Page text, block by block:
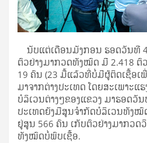
ນັບແຕ່ເດືອນມັງກອນ ຮອດວັນທີ 4
ຕົວຢ່າງມາກວດທັງໝົດ ມີ 2.418 ຕົ
19 ຄົນ (23 ມື້ແລ້ວທີ່ບໍ່ມີຜູ້ຕິດເຊື້ອເ
ມາຈາກຕ່າງປະເທດ ໂດຍສະເພາະແ
ບໍລິເວນຕ່າງໆຂອງແຂວງ ມາຮອດວັ
ປະເທດຍັງມີສູນຈໍາກັດບໍລິເວນທັງໝົ
ຢູ່ສູນ 566 ຄົນ ເກັບຕົວຢ່າງມາກວດ
ທັງໝົດບໍ່ພົບເຊື້ອ.